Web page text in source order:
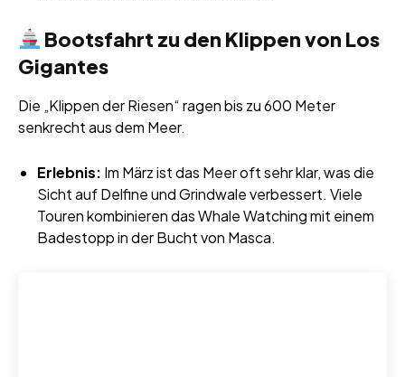
Bootsfahrt zu den Klippen von Los
Gigantes
Die „Klippen der Riesen“ ragen bis zu 600 Meter
senkrecht aus dem Meer.
Erlebnis: Im März ist das Meer oft sehr klar, was die
Sicht auf Delfine und Grindwale verbessert. Viele
Touren kombinieren das Whale Watching mit einem
Badestopp in der Bucht von Masca.